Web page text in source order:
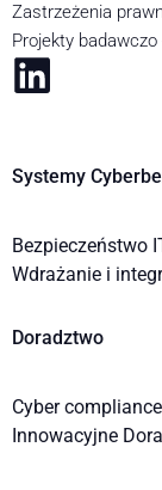
Zastrzeżenia
Projekty
Systemy
Bezpieczeństwo
Wdrażanie i
Doradztwo
Cyber compliance
Innowacyjne